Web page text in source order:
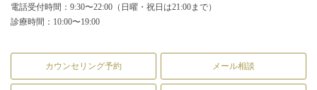
電話受付時間：9:30〜22:00（日曜・祝日は21:00まで）
診療時間：10:00〜19:00
カウンセリング予約 メール相談